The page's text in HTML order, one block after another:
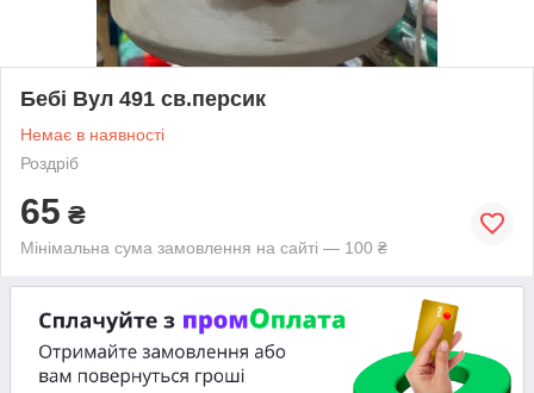
Бебі Вул 491 св.персик
Немає в наявності
Роздріб
65 ₴
Мінімальна сума замовлення на сайті — 100 ₴